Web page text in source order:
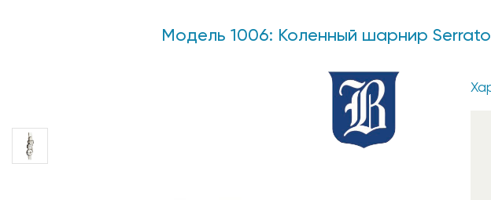
Модель 1006: Коленный шарнир